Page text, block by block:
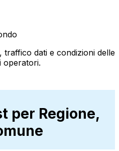
dati e condizioni delle
operatori.
per Regione,